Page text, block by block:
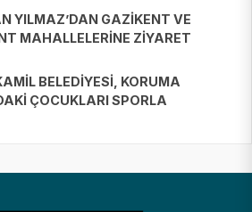
YILMAZ’DAN GAZİKENT VE
MAHALLELERİNE ZİYARET
BELEDİYESİ, KORUMA
ÇOCUKLARI SPORLA